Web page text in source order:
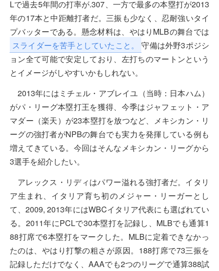
Lで過去5年間の打率が.307、一方で最多の本塁打が2013
年の17本と中距離打者だ。三振も少なく、忍耐強いタイ
プバッターである。懸念材料は、やはりMLBの舞台では
スライダーを苦手としていたこと。
守備は外野3ポジシ
ョン全て可能で安定しており、左打ちのマートンという
とイメージがしやすいかもしれない。
2013年にはミチェル・アブレイユ（当時：日本ハム）
がパ・リーグ本塁打王を獲得、今季はジャフェット・ア
マダー（楽天）が23本塁打を放つなど、メキシカン・リ
ーグの強打者がNPBの舞台でも実力を発揮している例も
増えてきている。今回はそんなメキシカン・リーグから
3選手を紹介したい。
アレックス・リディはパワー溢れる強打者だ。イタリ
ア生まれ、イタリア育ち初のメジャー・リーガーとし
て、2009, 2013年にはWBCイタリア代表にも選ばれてい
る。2011年にPCLで30本塁打を記録し、MLBでも通算1
88打席で6本塁打をマークした。MLBに定着できなかっ
たのは、やはり打撃の粗さが原因。188打席で73三振を
記録しただけでなく、AAAでも2つのリーグで通算388試